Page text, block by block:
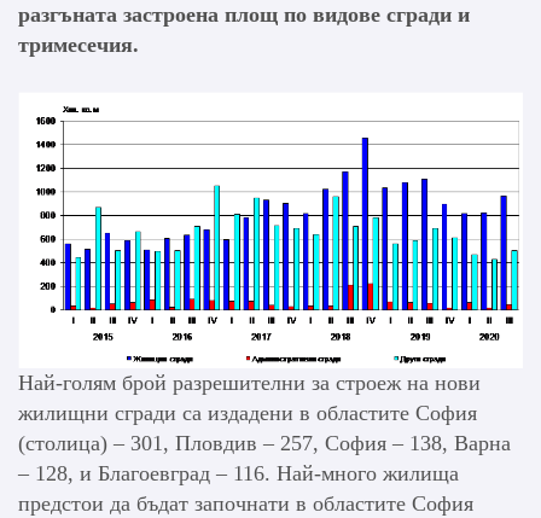
разгъната застроена площ по видове сгради и
тримесечия.
Най-голям брой разрешителни за строеж на нови
жилищни сгради са издадени в областите София
(столица) – 301, Пловдив – 257, София – 138, Варна
– 128, и Благоевград – 116. Най-много жилища
предстои да бъдат започнати в областите София